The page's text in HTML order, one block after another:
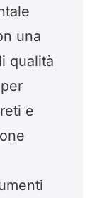
una
qualità
e